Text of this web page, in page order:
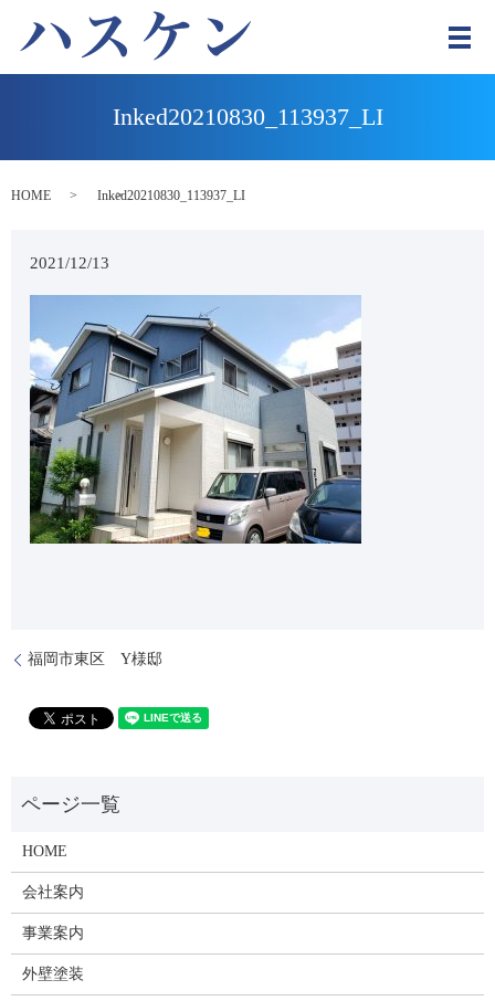
メ
Inked20210830_113937_LI
HOME Inked20210830_113937_LI
2021/12/13
福岡市東区 Y様邸
HOME
会社案内
事業案内
外壁塗装